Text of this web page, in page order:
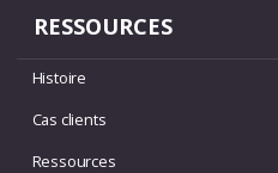
RESSOURCES
Histoire
Cas clients
Ressources